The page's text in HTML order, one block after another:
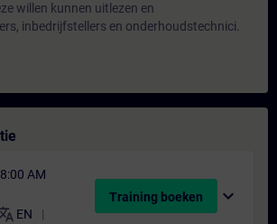
willen kunnen uitlezen en
inbedrijfstellers en onderhoudstechnici.
AM
EN
Training boeken expand_more